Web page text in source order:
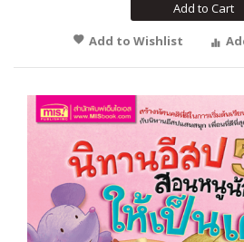
Add to Cart
Add to Wishlist